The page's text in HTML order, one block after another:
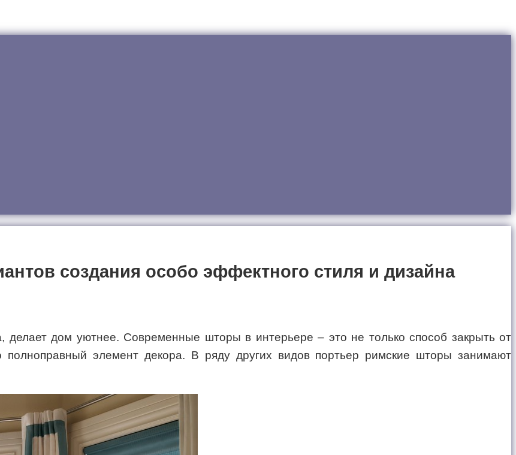
создания особо эффектного стиля и дизайна
дом уютнее. Современные шторы в интерьере – это не только способ закрыть от
элемент декора. В ряду других видов портьер римские шторы занимают